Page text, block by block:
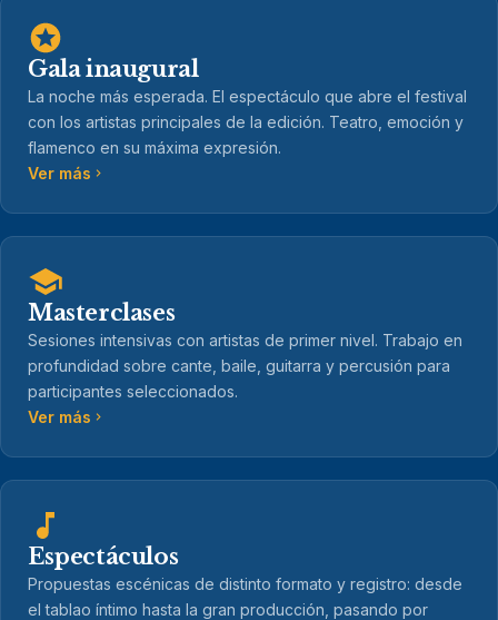
Gala inaugural
La noche más esperada. El espectáculo que abre el festival
con los artistas principales de la edición. Teatro, emoción y
flamenco en su máxima expresión.
Ver más
Masterclases
Sesiones intensivas con artistas de primer nivel. Trabajo en
profundidad sobre cante, baile, guitarra y percusión para
participantes seleccionados.
Ver más
Espectáculos
Propuestas escénicas de distinto formato y registro: desde
el tablao íntimo hasta la gran producción, pasando por